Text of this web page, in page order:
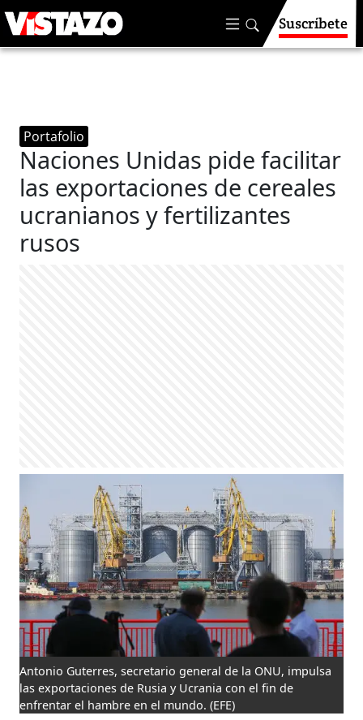
Suscríbete
Portafolio
Naciones Unidas pide facilitar
las exportaciones de cereales
ucranianos y fertilizantes
rusos
Antonio Guterres, secretario general de la ONU, impulsa
las exportaciones de Rusia y Ucrania con el fin de
enfrentar el hambre en el mundo. (EFE)